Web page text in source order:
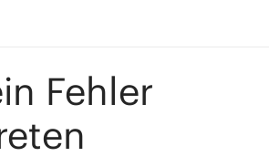
Fehler